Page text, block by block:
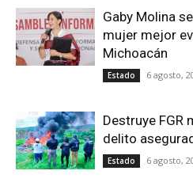
Gaby Molina
mujer mejor
Michoacán
Estado 6 agosto,
Destruye FGR
delito
Estado 6 agosto,